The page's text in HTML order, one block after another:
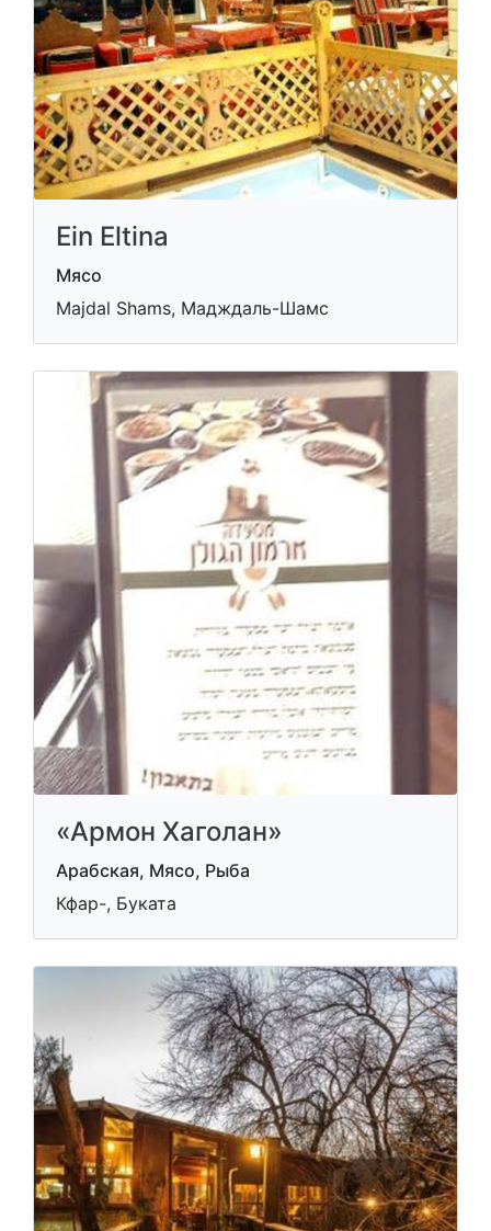
Ein Eltina
Мясо
Majdal Shams, Мадждаль-Шамс
«Армон Хаголан»
Арабская, Мясо, Рыба
Кфар-, Буката